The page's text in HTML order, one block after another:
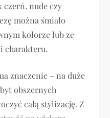
czerń, nude czy
można śmiało
kolorze lub ze
charakteru.
znaczenie – na duże
obszernych
całą stylizację. Z